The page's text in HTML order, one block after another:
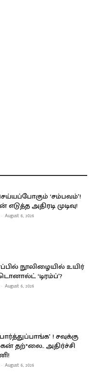
‘சம்பவம்’!
அதிரடி முடிவு!
- August 6, 2026
நூலிழையில் உயிர்
‘டிரம்ப்’?
- August 6, 2026
! சவுக்கு
தற்*லை.. அதிர்ச்சி
- August 6, 2026